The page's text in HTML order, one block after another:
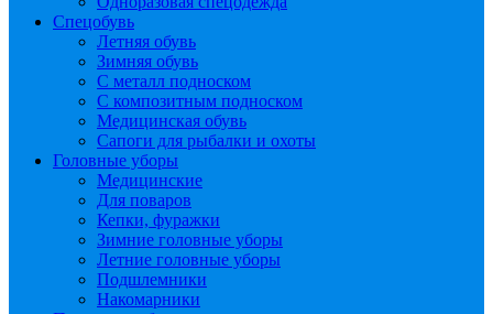
Спецобувь
Летняя обувь
Зимняя обувь
С металл подноском
С композитным подноском
Медицинская обувь
Сапоги для рыбалки и охоты
Головные уборы
Медицинские
Для поваров
Кепки, фуражки
Зимние головные уборы
Летние головные уборы
Подшлемники
Накомарники